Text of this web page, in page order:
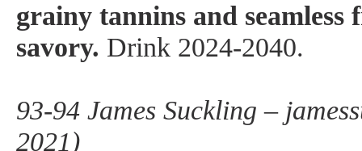
grainy tannins and seamless
savory. Drink 2024-2040.
93-94 James Suckling –
2021)